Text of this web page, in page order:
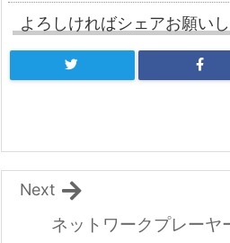
よろしければシェアお願い
ネットワークプレーヤ
Next